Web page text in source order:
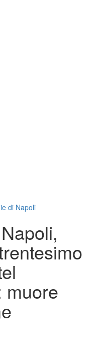
di Napoli
muore